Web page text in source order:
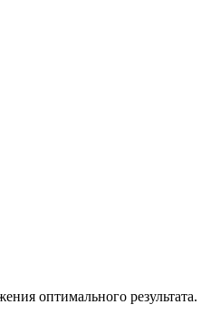
оптимального результата.